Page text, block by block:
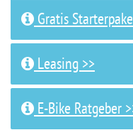
Gratis
Leasing >>
E-Bike Ratgeber